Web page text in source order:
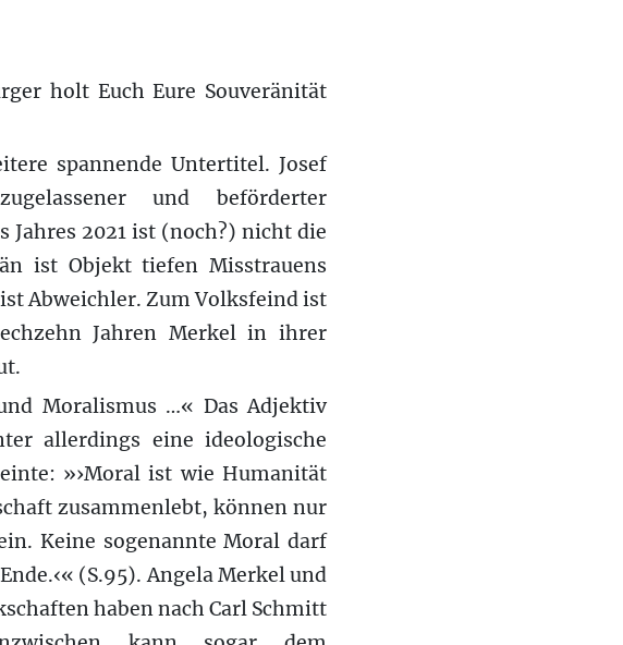
holt Euch Eure Souveränität
spannende Untertitel. Josef
und beförderter
Jahres 2021 ist (noch?) nicht die
ist Objekt tiefen Misstrauens
Abweichler. Zum Volksfeind ist
Jahren Merkel in ihrer
Moralismus …« Das Adjektiv
allerdings eine ideologische
»›Moral ist wie Humanität
zusammenlebt, können nur
Keine sogenannte Moral darf
(S.95). Angela Merkel und
haben nach Carl Schmitt